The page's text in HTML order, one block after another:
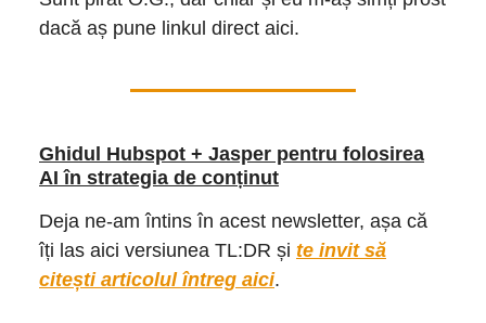
dacă aș pune linkul direct aici.
Ghidul Hubspot + Jasper pentru folosirea
AI în strategia de conținut
Deja ne-am întins în acest newsletter, așa că
îți las aici versiunea TL:DR și te invit să
citești articolul întreg aici.